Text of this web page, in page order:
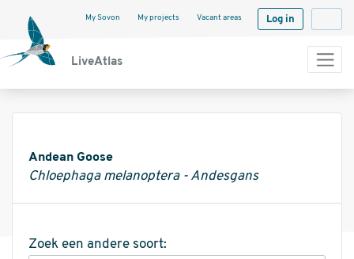
LiveAtlas
My Sovon My projects Vacant areas
Log in
Andean Goose
Chloephaga melanoptera - Andesgans
Zoek een andere soort: